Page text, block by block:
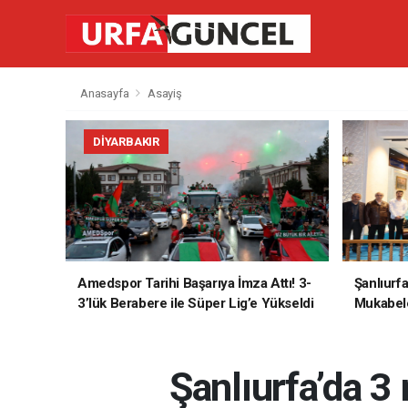
Anasayfa Asayiş
DIYARBAKIR
Amedspor Tarihi Başarıya İmza Attı! 3-
3’lük Berabere ile Süper Lig’e Yükseldi
Şanlıurfa’da